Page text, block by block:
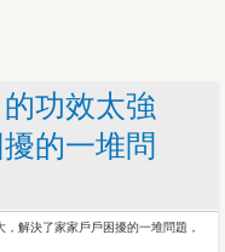
的功效太強
的一堆問
解決了家家戶戶困擾的一堆問題，